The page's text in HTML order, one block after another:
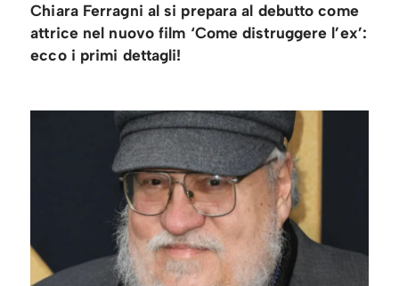
Chiara Ferragni al si prepara al debutto come
attrice nel nuovo film ‘Come distruggere l’ex’:
ecco i primi dettagli!